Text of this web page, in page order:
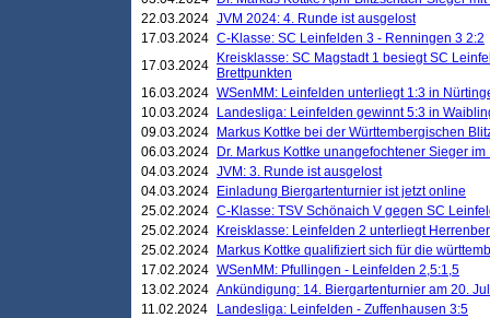
22.03.2024 JVM 2024: 4. Runde ist ausgelost
17.03.2024 C-Klasse: SC Leinfelden 3 - Renningen 3 2:2
17.03.2024
Kreisklasse: SC Magstadt 1 besiegt SC
Brettpunkten
16.03.2024 WSenMM: Leinfelden unterliegt 1:3 in
10.03.2024
Landesliga: Leinfelden gewinnt 5:3 in
09.03.2024
Markus Kottke bei der Württembergischen
06.03.2024
Dr. Markus Kottke unangefochtener Sieger
04.03.2024 JVM: 3. Runde ist ausgelost
04.03.2024
Einladung Biergartenturnier ist jetzt online
25.02.2024 C-Klasse: TSV Schönaich V gegen SC
25.02.2024
Kreisklasse: Leinfelden 2 unterliegt
25.02.2024
Markus Kottke qualifiziert sich für die
17.02.2024 WSenMM: Pfullingen - Leinfelden 2,5:1,5
13.02.2024 Ankündigung: 14. Biergartenturnier am 20.
11.02.2024
Landesliga: Leinfelden - Zuffenhausen 3:5